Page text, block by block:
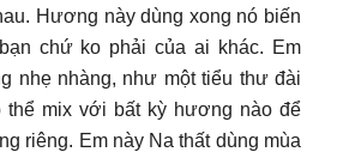
Hương này dùng xong nó biến
chứ ko phải của ai khác. Em
nhẹ nhàng, như một tiểu thư đài
thể mix với bất kỳ hương nào để
riêng. Em này Na thất dùng mùa